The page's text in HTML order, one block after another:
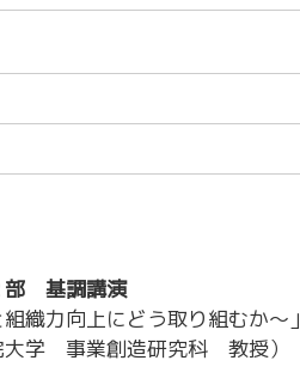
部 基調講演
織力向上にどう取り組むか～」
学 事業創造研究科 教授）